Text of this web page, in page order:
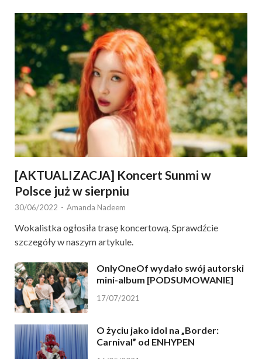
[AKTUALIZACJA] Koncert Sunmi w
Polsce już w sierpniu
30/06/2022 - Amanda Nadeem
Wokalistka ogłosiła trasę koncertową. Sprawdźcie
szczegóły w naszym artykule.
OnlyOneOf wydało swój autorski
mini-album [PODSUMOWANIE]
17/07/2021
O życiu jako idol na „Border:
Carnival” od ENHYPEN